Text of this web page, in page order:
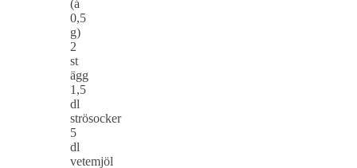
(á
0,5
g)
2
st
ägg
1,5
dl
strösocker
5
dl
vetemjöl